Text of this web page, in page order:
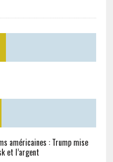
américaines : Trump mise
et l’argent